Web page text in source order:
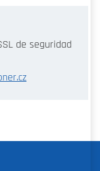
de seguridad